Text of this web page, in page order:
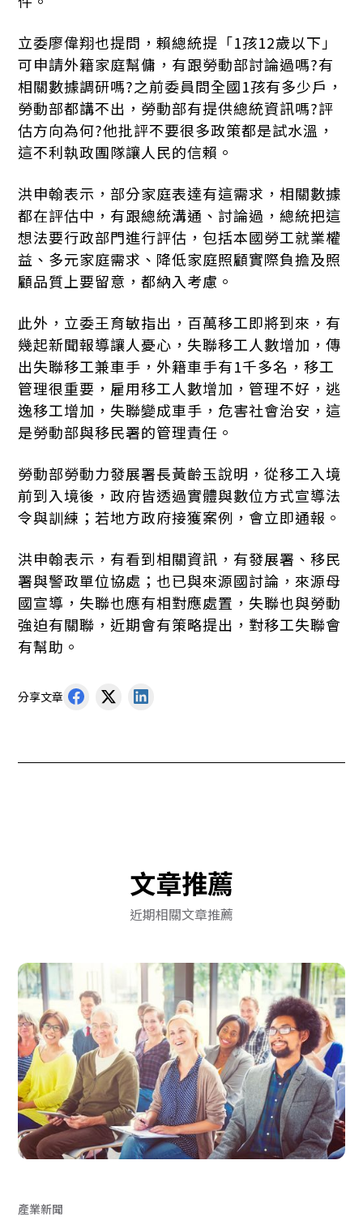
立委廖偉翔也提問，賴總統提「1孩12歲以下」
可申請外籍家庭幫傭，有跟勞動部討論過嗎?有
相關數據調研嗎?之前委員問全國1孩有多少戶，
勞動部都講不出，勞動部有提供總統資訊嗎?評
估方向為何?他批評不要很多政策都是試水溫，
這不利執政團隊讓人民的信賴。
洪申翰表示，部分家庭表達有這需求，相關數據
都在評估中，有跟總統溝通、討論過，總統把這
想法要行政部門進行評估，包括本國勞工就業權
益、多元家庭需求、降低家庭照顧實際負擔及照
顧品質上要留意，都納入考慮。
此外，立委王育敏指出，百萬移工即將到來，有
幾起新聞報導讓人憂心，失聯移工人數增加，傳
出失聯移工兼車手，外籍車手有1千多名，移工
管理很重要，雇用移工人數增加，管理不好，逃
逸移工增加，失聯變成車手，危害社會治安，這
是勞動部與移民署的管理責任。
勞動部勞動力發展署長黃齡玉說明，從移工入境
前到入境後，政府皆透過實體與數位方式宣導法
令與訓練；若地方政府接獲案例，會立即通報。
洪申翰表示，有看到相關資訊，有發展署、移民
署與警政單位協處；也已與來源國討論，來源母
國宣導，失聯也應有相對應處置，失聯也與勞動
強迫有關聯，近期會有策略提出，對移工失聯會
有幫助。
分享文章
文章推薦
近期相關文章推薦
產業新聞